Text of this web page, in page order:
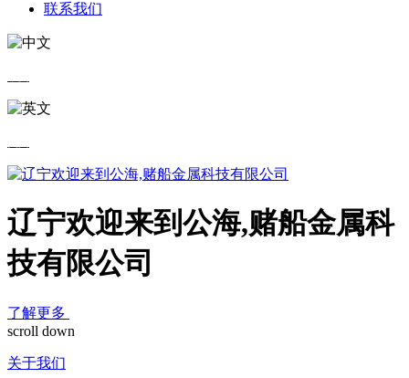
联系我们
辽宁欢迎来到公海,赌船金属科
技有限公司
了解更多
scroll down
关于我们